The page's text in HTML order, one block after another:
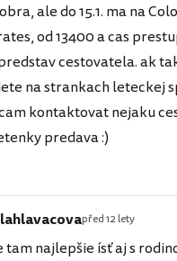
ale do 15.1. ma na
od 13400 a cas
cestovatela. ak
na strankach leteckej
kontaktovat nejaku
predava :)
před 12 lety
tam najlepšie ísť aj s